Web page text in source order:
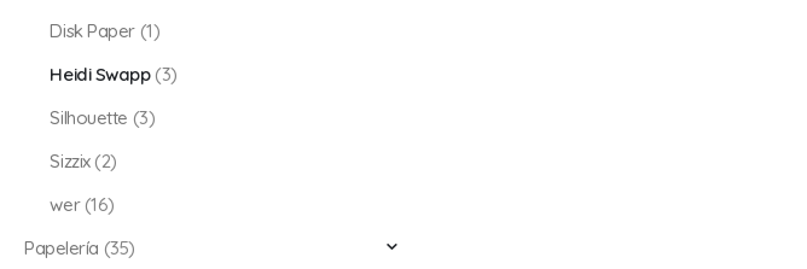
Disk Paper (1)
Heidi Swapp (3)
Silhouette (3)
Sizzix (2)
wer (16)
Papelería (35)